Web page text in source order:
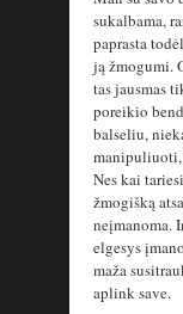
sukalbama,
paprasta
ją žmogumi.
tas jausmas
poreikio
balseliu,
manipuliuoti,
Nes kai
žmogišką
neįmanoma.
elgesys
maža
aplink save.